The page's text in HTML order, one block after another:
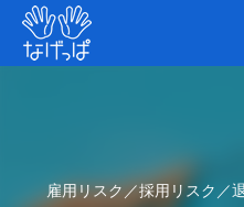
雇用リスク／採用リスク／